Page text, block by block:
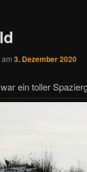
3. Dezember 2020
ein toller